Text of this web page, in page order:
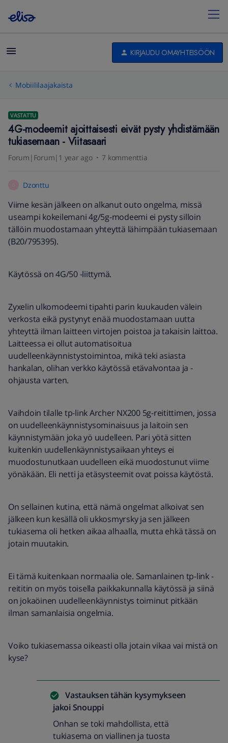
KIRJAUDU OMAYHTEISÖÖN
Mobiililaajakaista
VASTATTU
4G-modeemit ajoittaisesti eivät pysty yhdistämään
tukiasemaan - Viitasaari
Forum|Forum|1 year ago 7 kommenttia
Dzonttu
Viime kesän jälkeen on alkanut outo ongelma, missä
useampi kokeilemani 4g/5g-modeemi ei pysty silloin
tällöin muodostamaan yhteyttä lähimpään tukiasemaan
(B20/795395).
Käytössä on 4G/50 -liittymä.
Zyxelin ulkomodeemi tipahti parin kuukauden välein
verkosta eikä pystynyt enää muodostamaan uutta
yhteyttä ilman laitteen virtojen poistoa ja takaisin laittoa.
Laitteessa ei ollut automatisoitua
uudelleenkäynnistystoimintoa, mikä teki asiasta
hankalan, olihan verkko käytössä etävalvontaa ja -
ohjausta varten.
Vaihdoin tilalle tp-link Archer NX200 5g-reitittimen, jossa
on uudelleenkäynnistysominaisuus ja laitoin sen
käynnistymään joka yö uudelleen. Pari yötä sitten
kuitenkin uudellenkäynnistysaikaan yhteys ei
muodostunutkaan uudelleen eikä muodostunut viime
yönäkään. Eli netti ja etäsysteemit ovat poissa käytöstä.
On sellainen kutina, että nämä ongelmat alkoivat sen
jälkeen kun kesällä oli ukkosmyrsky ja sen jälkeen
tukiasema oli hetken aikaa alhaalla, mutta ehkä tässä on
jotain muutakin.
Ei tämä kuitenkaan normaalia ole. Samanlainen tp-link -
reititin on myös toisella paikkakunnalla käytössä ja siinä
on jokaöinen uudelleenkäynnistys toiminut pitkään
ilman samanlaisia ongelmia.
Voiko tukiasemassa oikeasti olla jotain vikaa vai mistä on
kyse?
Vastauksen tähän kysymykseen
jakoi Snouppi
Onhan se toki mahdollista, että
tukiasema on viallinen ja tuosta